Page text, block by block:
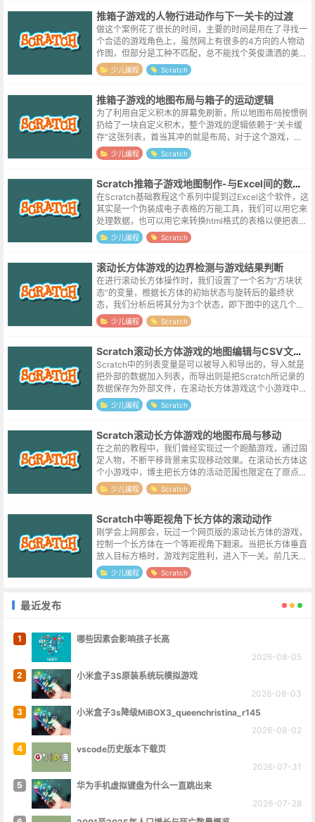
推箱子游戏的人物行进动作与下一关卡的过渡
做这个案例花了很长的时间，主要的时间是用在了寻找一
个合适的游戏角色上，虽然网上有很多的4方向的人物动
作图，但部分是工种不匹配，总不能找个英俊潇洒的美男
子，或是弱不经风的大小姐来干推箱子这种体力活吧，更
不用说携带管制刀具的剑士，或是呼风...
少儿编程 Scratch
推箱子游戏的地图布局与箱子的运动逻辑
为了利用自定义积木的屏幕免刷新，所以地图布局按惯例
扔给了一块自定义积木，整个游戏的逻辑依赖于“关卡缓
存”这张列表，首当其冲的就是布局，对于这个游戏，博
主将屏幕统一划分成了10横12纵的栅格，不显示的部分
都用“0值”填充，虽然实际的游戏...
少儿编程 Scratch
Scratch推箱子游戏地图制作-与Excel间的数据交换
在Scratch基础教程这个系列中提到过Excel这个软件，这
其实是一个伪装成电子表格的万能工具，我们可以用它来
处理数据，也可以用它来转换html格式的表格以便把表格
内容发布到网站。当然也有用Excel来画像素图，甚至制
作游戏的，对于...
少儿编程 Scratch
滚动长方体游戏的边界检测与游戏结果判断
在进行滚动长方体操作时，我们设置了一个名为“方块状
态”的变量，根据长方体的初始状态与旋转后的最终状
态，我们分析后将其分为3个状态，即下图中的这几个状
态：分别是竖直状态；长的一边靠近X轴的状态；以及长
的一边靠近Y轴的状态。因为视角变化的...
少儿编程 Scratch
Scratch滚动长方体游戏的地图编辑与CSV文件的导入导出
Scratch中的列表变量是可以被导入和导出的，导入就是
把外部的数据加入列表，而导出则是把Scratch所记录的
数据保存为外部文件，在滚动长方体游戏这个小游戏中，
为了生成一些形状各异的地图，博主尝试了利用导入csv
这一方式来添加地图数...
少儿编程 Scratch
Scratch滚动长方体游戏的地图布局与移动
在之前的教程中，我们曾经实现过一个跑酷游戏，通过固
定人物，不断平移背景来实现移动效果。在滚动长方体这
个小游戏中，博主把长方体的活动范围也限定在了原点附
近，所以同样需要移动地图来衬托长方体的移动。一个长
方体，绕某根坐标轴旋转的时候，不出...
少儿编程 Scratch
Scratch中等距视角下长方体的滚动动作
刚学会上网那会，玩过一个网页版的滚动长方体的游戏，
控制一个长方体在一个等距视角下翻滚。当把长方体垂直
放入目标方格时，游戏判定胜利，进入下一关。前几天学
习了一下2.5d视角的坐标换算与图形变换，准备来实现一
个低配版本的滚动长方体游戏。实...
少儿编程 Scratch
最近发布
1
哪些因素会影响孩子长高
2026-08-05
2
小米盒子3S原装系统玩模拟游戏
2026-08-03
3
小米盒子3s降级MiBOX3_queenchristina_r145
2026-08-02
4
vscode历史版本下载页
2026-07-31
5
华为手机虚拟键盘为什么一直跳出来
2026-07-28